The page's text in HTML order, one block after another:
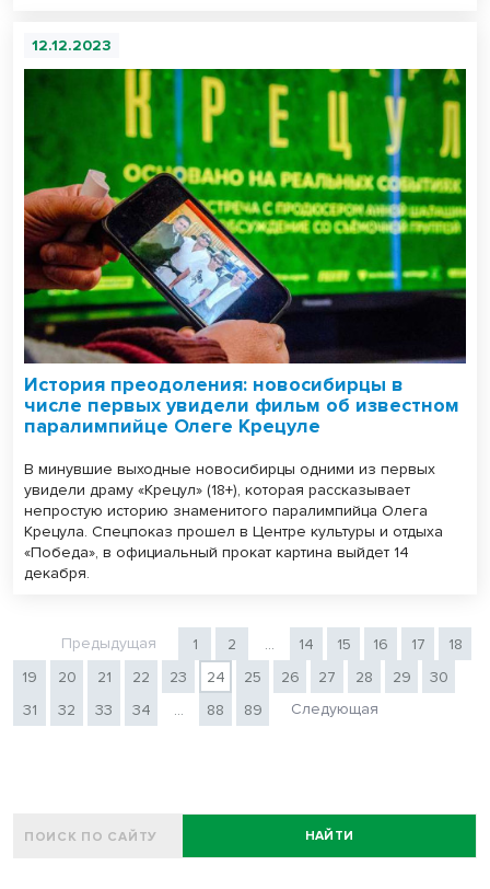
12.12.2023
История преодоления: новосибирцы в
числе первых увидели фильм об известном
паралимпийце Олеге Крецуле
В минувшие выходные новосибирцы одними из первых
увидели драму «Крецул» (18+), которая рассказывает
непростую историю знаменитого паралимпийца Олега
Крецула. Спецпоказ прошел в Центре культуры и отдыха
«Победа», в официальный прокат картина выйдет 14
декабря.
Предыдущая 1 2 ... 14 15 16 17
18
19
20 21 22 23 24 25 26 27 28 29
30
31
32 33 34 ... 88 89 Следующая
НАЙТИ